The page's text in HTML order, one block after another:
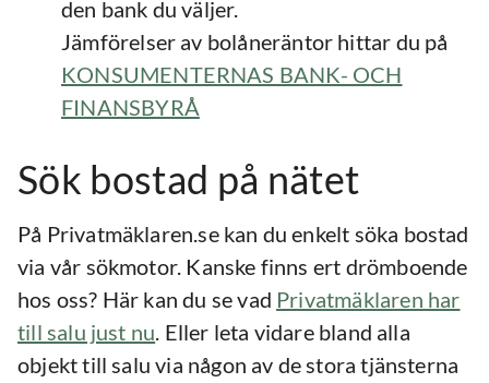
den bank du väljer.
Jämförelser av bolåneräntor hittar du på
KONSUMENTERNAS BANK- OCH
FINANSBYRÅ
Sök bostad på nätet
På Privatmäklaren.se kan du enkelt söka bostad
via vår sökmotor. Kanske finns ert drömboende
hos oss? Här kan du se vad Privatmäklaren har
till salu just nu. Eller leta vidare bland alla
objekt till salu via någon av de stora tjänsterna